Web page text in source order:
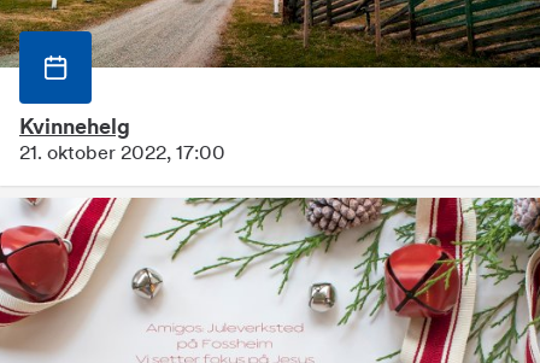
Kvinnehelg
21. oktober 2022, 17:00